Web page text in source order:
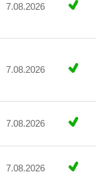
7.08.2026
7.08.2026
7.08.2026
7.08.2026